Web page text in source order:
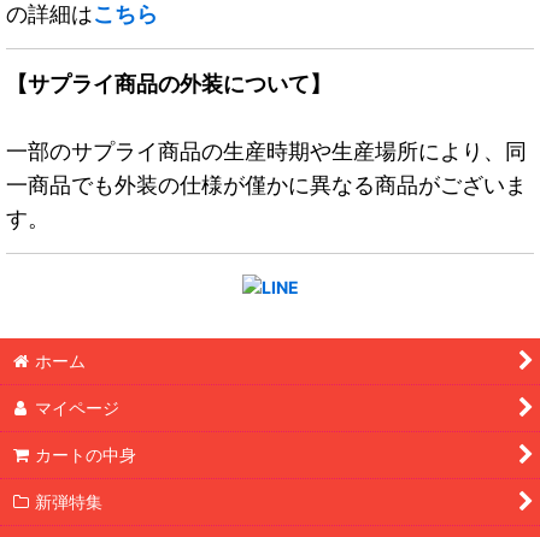
の詳細はこちら
【サプライ商品の外装について】
一部のサプライ商品の生産時期や生産場所により、同
一商品でも外装の仕様が僅かに異なる商品がございま
す。
ホーム
マイページ
カートの中身
新弾特集